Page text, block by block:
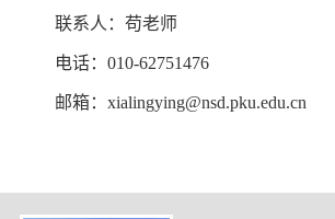
联系人：苟老师
电话：010-62751476
邮箱：xialingying@nsd.pku.edu.cn